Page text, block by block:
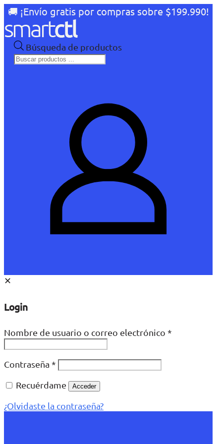
🚚 ¡Envío gratis por compras sobre $199.990!
Búsqueda de productos
✕
Login
Nombre de usuario o correo electrónico *
Contraseña *
Recuérdame
Acceder
¿Olvidaste la contraseña?